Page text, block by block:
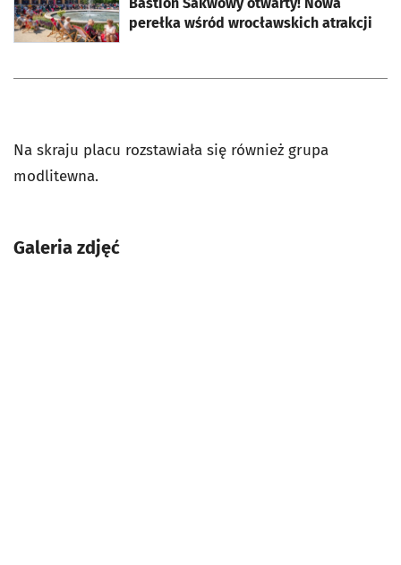
perełka wśród wrocławskich atrakcji
Na skraju placu rozstawiała się również grupa
modlitewna.
Galeria zdjęć